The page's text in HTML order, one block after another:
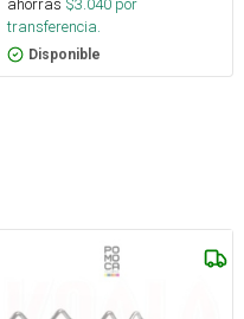
ahorras $3.040 por
transferencia.
Disponible